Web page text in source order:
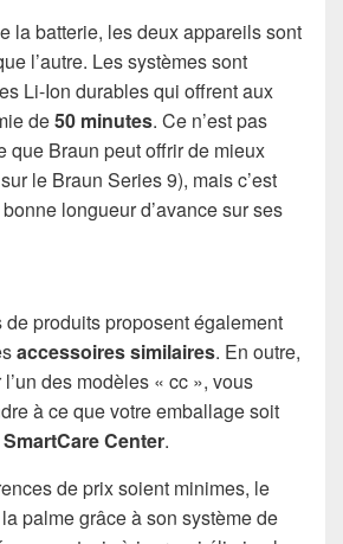
la batterie, les deux appareils sont
l’autre. Les systèmes sont
Li-Ion durables qui offrent aux
de50 minutes. Ce n’est pas
que Braun peut offrir de mieux
le Braun Series 9), mais c’est
longueur d’avance sur ses
de produits proposent également
accessoires similaires. En outre,
des modèles « cc », vous
à ce que votre emballage soit
SmartCare Center.
de prix soient minimes, le
palme grâce à son système de